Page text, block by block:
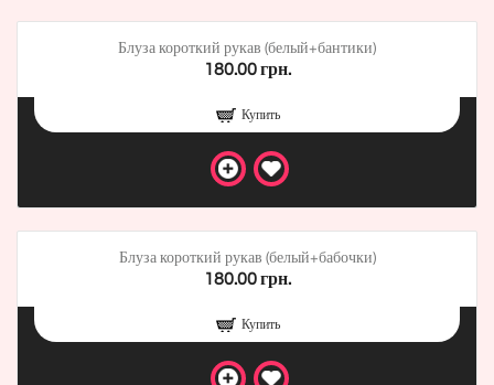
Блуза короткий рукав (белый+бантики)
180.00 грн.
Купить
Блуза короткий рукав (белый+бабочки)
180.00 грн.
Купить